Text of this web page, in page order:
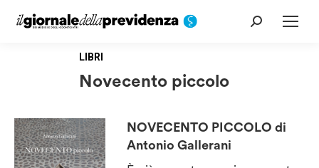
Cerca:
LIBRI
Novecento piccolo
NOVECENTO PICCOLO di
Antonio Gallerani